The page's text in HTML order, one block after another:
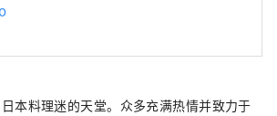
本料理迷的天堂。众多充满热情并致力于